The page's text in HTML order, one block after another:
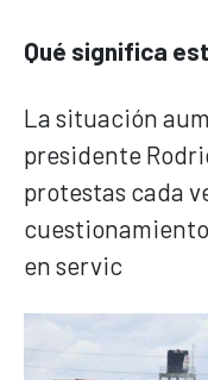
Qué significa
La situación
presidente
protestas cada
en servic